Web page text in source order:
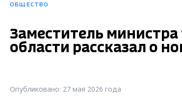
ОБЩЕСТВО
Заместитель
области рассказал о
Опубликовано: 27 мая 2026 года